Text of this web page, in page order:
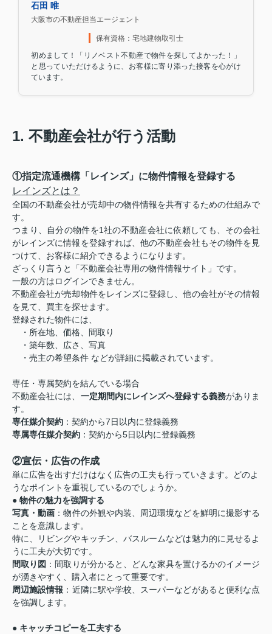
石田 唯
大阪市の不動産担当エージェント
保有資格：宅地建物取引士
初めまして！「リノベスト不動産で物件を探してよかった！」
と思っていただけるように、お客様に寄り添った接客を心がけ
ています。
1. 不動産会社が行う活動
①指定流通機構「レインズ」に物件情報を登録する
レインズとは？
全国の不動産会社が売却中の物件情報を共有するための仕組みで
す。
つまり、自分の物件を1社の不動産会社に依頼しても、その会社
がレインズに情報を登録すれば、他の不動産会社もその物件を見
つけて、お客様に紹介できるようになります。
ざっくり言うと「不動産会社専用の物件情報サイト」です。
一般の方はログインできません。
不動産会社が売却物件をレインズに登録し、他の会社がその情報
を見て、買主を探せます。
登録された物件には、
・所在地、価格、間取り
・築年数、広さ、写真
・売主の希望条件 などが詳細に掲載されています。
専任・専属契約を結んでいる場合
不動産会社には、 一定期間内にレインズへ登録する義務がありま
す。
専任媒介契約 ：契約から7日以内に登録義務
専属専任媒介契約 ：契約から5日以内に登録義務
②宣伝・広告の作成
単に広告を出すだけはなく広告の工夫も行っていきます。どのよ
うなポイントを重視しているのでしょうか。
● 物件の魅力を強調する
写真・動画 ：物件の外観や内装、周辺環境などを鮮明に撮影する
ことを意識します。
特に、リビングやキッチン、バスルームなどは魅力的に見せるよ
うに工夫が大切です。
間取り図 ：間取りが分かると、どんな家具を置けるかのイメージ
が湧きやすく、購入者にとって重要です。
周辺施設情報 ：近隣に駅や学校、スーパーなどがあると便利な点
を強調します。
● キャッチコピーを工夫する